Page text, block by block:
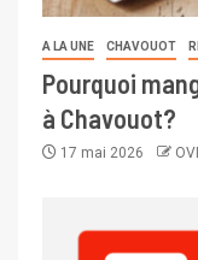
A LA UNE CHAVOUOT
Pourquoi
à Chavouot?
17 mai 2026